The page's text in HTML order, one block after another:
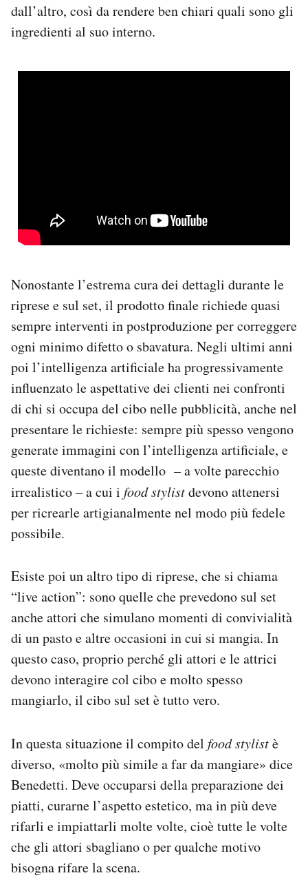
dall’altro, così da rendere ben chiari quali sono gli
ingredienti al suo interno.
Nonostante l’estrema cura dei dettagli durante le
riprese e sul set, il prodotto finale richiede quasi
sempre interventi in postproduzione per correggere
ogni minimo difetto o sbavatura. Negli ultimi anni
poi l’intelligenza artificiale ha progressivamente
influenzato le aspettative dei clienti nei confronti
di chi si occupa del cibo nelle pubblicità, anche nel
presentare le richieste: sempre più spesso vengono
generate immagini con l’intelligenza artificiale, e
queste diventano il modello – a volte parecchio
irrealistico – a cui i food stylistdevono attenersi
per ricrearle artigianalmente nel modo più fedele
possibile.
Esiste poi un altro tipo di riprese, che si chiama
“live action”: sono quelle che prevedono sul set
anche attori che simulano momenti di convivialità
di un pasto e altre occasioni in cui si mangia. In
questo caso, proprio perché gli attori e le attrici
devono interagire col cibo e molto spesso
mangiarlo, il cibo sul set è tutto vero.
In questa situazione il compito del food stylistè
diverso, «molto più simile a far da mangiare» dice
Benedetti. Deve occuparsi della preparazione dei
piatti, curarne l’aspetto estetico, ma in più deve
rifarli e impiattarli molte volte, cioè tutte le volte
che gli attori sbagliano o per qualche motivo
bisogna rifare la scena.